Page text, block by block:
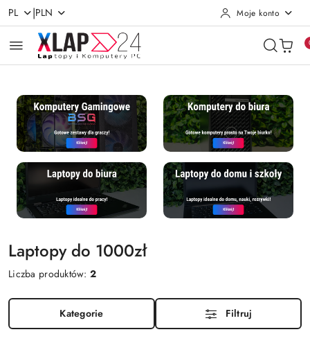
Przejdź do treści głównej
Przejdź do wyszukiwarki
Przejdź do moje konto
Przejdź do menu głównego
Przejdź do stopki
PL |PLN Moje konto
Laptopy do 1000zł
Liczba produktów:2
Kategorie Filtruj